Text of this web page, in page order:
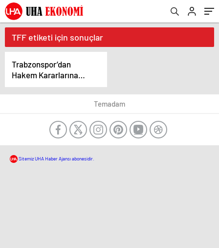
TFF etiketi için sonuçlar
Trabzonspor’dan
Hakem Kararlarına
Sert Tepki: “Artık
Yeter!”
Temadam
Sitemiz UHA Haber Ajansı abonesidir.